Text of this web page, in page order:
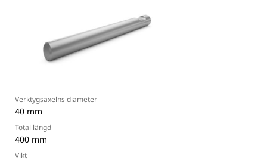
Verktygsaxelns diameter
40 mm
Total längd
400 mm
Vikt